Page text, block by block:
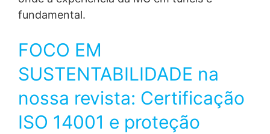
fundamental.
FOCO EM
SUSTENTABILIDADE na
nossa revista: Certificação
ISO 14001 e proteção